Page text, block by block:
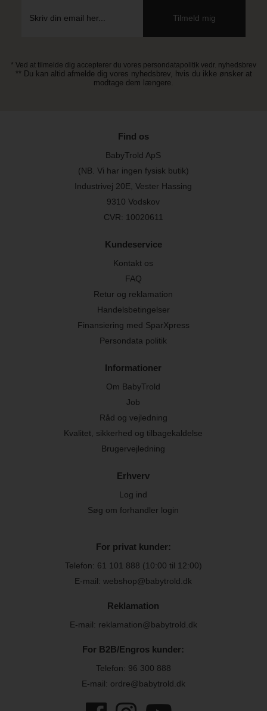
* Ved at tilmelde dig accepterer du vores persondatapolitik vedr. nyhedsbrev
** Du kan altid afmelde dig vores nyhedsbrev, hvis du ikke ønsker at
modtage dem længere.
Find os
BabyTrold ApS
(NB. Vi har ingen fysisk butik)
Industrivej 20E, Vester Hassing
9310 Vodskov
CVR: 10020611
Kundeservice
Kontakt os
FAQ
Retur og reklamation
Handelsbetingelser
Finansiering med SparXpress
Persondata politik
Informationer
Om BabyTrold
Job
Råd og vejledning
Kvalitet, sikkerhed og tilbagekaldelse
Brugervejledning
Erhverv
Log ind
Søg om forhandler login
For privat kunder:
Telefon: 61 101 888 (10:00 til 12:00)
E-mail: webshop@babytrold.dk
Reklamation
E-mail: reklamation@babytrold.dk
For B2B/Engros kunder:
Telefon: 96 300 888
E-mail: ordre@babytrold.dk